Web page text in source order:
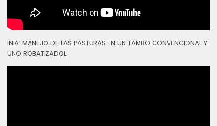
INIA: MANEJO DE LAS PASTURAS EN UN TAMBO CONVENCIONAL Y
UNO ROBATIZADOL